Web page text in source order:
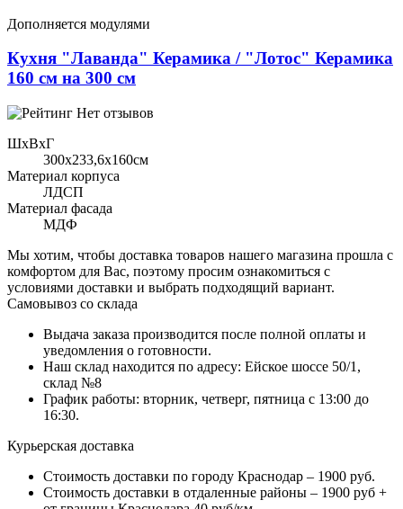
Дополняется модулями
Кухня "Лаванда" Керамика / "Лотос" Керамика
160 см на 300 см
Нет отзывов
ШхВхГ
300x233,6х160см
Материал корпуса
ЛДСП
Материал фасада
МДФ
Мы хотим, чтобы доставка товаров нашего магазина прошла с
комфортом для Вас, поэтому просим ознакомиться с
условиями доставки и выбрать подходящий вариант.
Самовывоз со склада
Выдача заказа производится после полной оплаты и
уведомления о готовности.
Наш склад находится по адресу: Ейское шоссе 50/1,
склад №8
График работы: вторник, четверг, пятница с 13:00 до
16:30.
Курьерская доставка
Стоимость доставки по городу Краснодар – 1900 руб.
Стоимость доставки в отдаленные районы – 1900 руб +